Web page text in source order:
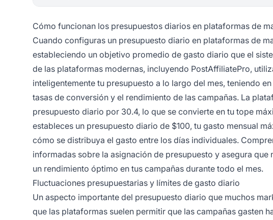
Cómo funcionan los presupuestos diarios en plataformas de
Cuando configuras un presupuesto diario en plataformas de
estableciendo un objetivo promedio de gasto diario que el
de las plataformas modernas, incluyendo PostAffiliatePro,
inteligentemente tu presupuesto a lo largo del mes, teniendo
tasas de conversión y el rendimiento de las campañas. La
presupuesto diario por 30.4, lo que se convierte en tu tope
estableces un presupuesto diario de $100, tu gasto mensual
cómo se distribuya el gasto entre los días individuales.
informadas sobre la asignación de presupuesto y asegura
un rendimiento óptimo en tus campañas durante todo el mes.
Fluctuaciones presupuestarias y límites de gasto diario
Un aspecto importante del presupuesto diario que muchos
que las plataformas suelen permitir que las campañas gasten